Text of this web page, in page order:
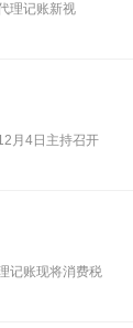
理记账新视
月4日主持召开
记账现将消费税